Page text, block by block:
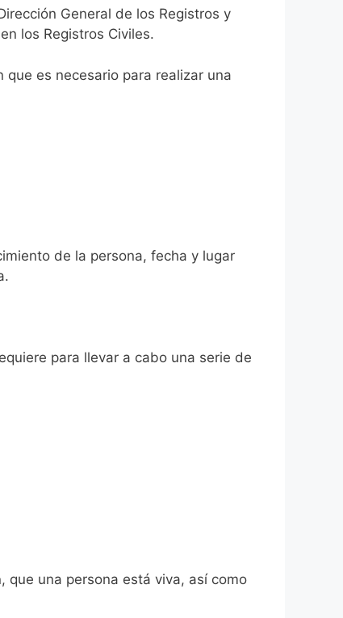
General de los Registros y
los Registros Civiles.
es necesario para realizar una
de la persona, fecha y lugar
para llevar a cabo una serie de
una persona está viva, así como